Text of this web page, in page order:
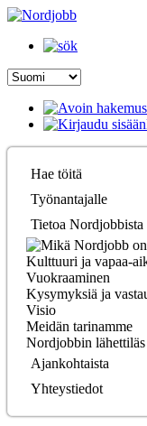
Hae töitä
Työnantajalle
Tietoa Nordjobbista
Kulttuuri ja vapaa-
Vuokraaminen
Kysymyksiä ja
Visio
Meidän tarinamme
Nordjobbin lähettiläs
Ajankohtaista
Yhteystiedot